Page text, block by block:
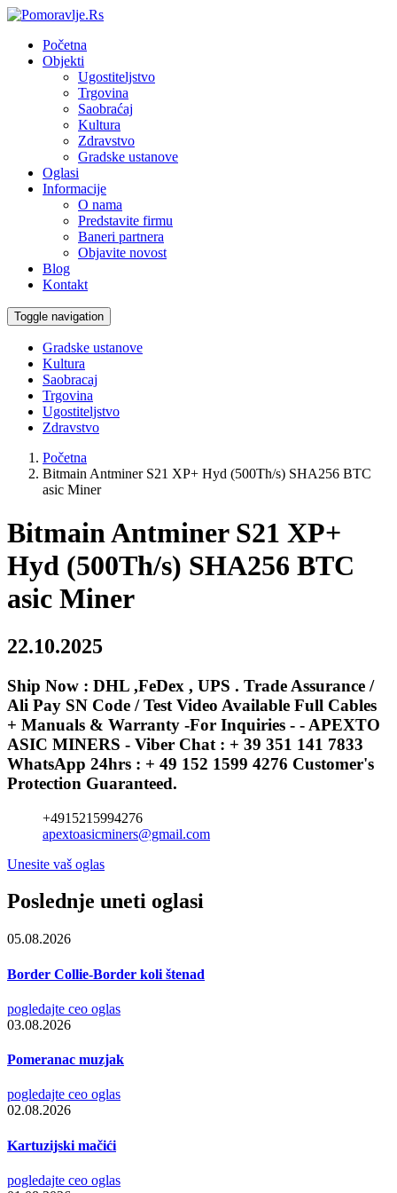
Početna
Objekti
Ugostiteljstvo
Trgovina
Saobraćaj
Kultura
Zdravstvo
Gradske ustanove
Oglasi
Informacije
O nama
Predstavite firmu
Baneri partnera
Objavite novost
Blog
Kontakt
Toggle navigation
Gradske ustanove
Kultura
Saobracaj
Trgovina
Ugostiteljstvo
Zdravstvo
Početna
Bitmain Antminer S21 XP+ Hyd (500Th/s) SHA256 BTC
asic Miner
Bitmain Antminer S21 XP+
Hyd (500Th/s) SHA256 BTC
asic Miner
22.10.2025
Ship Now : DHL ,FeDex , UPS . Trade Assurance /
Ali Pay SN Code / Test Video Available Full Cables
+ Manuals & Warranty -For Inquiries - - APEXTO
ASIC MINERS - Viber Chat : + 39 351 141 7833
WhatsApp 24hrs : + 49 152 1599 4276 Customer's
Protection Guaranteed.
+4915215994276
apextoasicminers@gmail.com
Unesite vaš oglas
Poslednje uneti oglasi
05.08.2026
Border Collie-Border koli štenad
pogledajte ceo oglas
03.08.2026
Pomeranac muzjak
pogledajte ceo oglas
02.08.2026
Kartuzijski mačići
pogledajte ceo oglas